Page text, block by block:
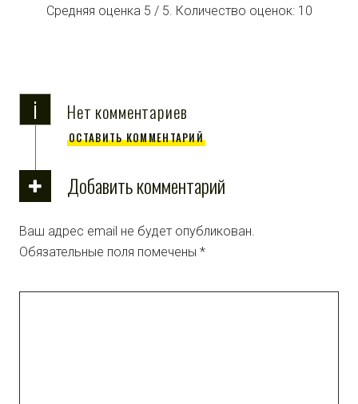
Средняя оценка 5 / 5. Количество оценок: 10
i Нет комментариев
ОСТАВИТЬ КОММЕНТАРИЙ
Добавить комментарий
Ваш адрес email не будет опубликован.
Обязательные поля помечены *